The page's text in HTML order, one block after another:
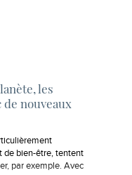
les
nouveaux
de bien-être, tentent
par exemple. Avec